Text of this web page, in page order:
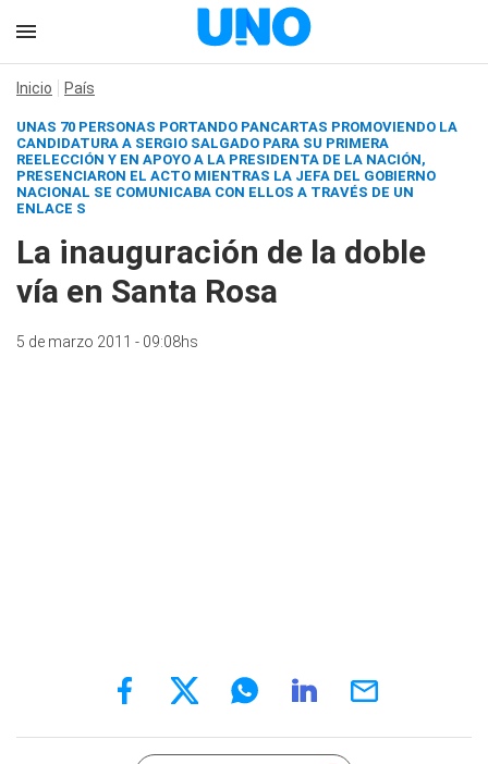
Inicio País
UNAS 70 PERSONAS PORTANDO PANCARTAS PROMOVIENDO LA
CANDIDATURA A SERGIO SALGADO PARA SU PRIMERA
REELECCIÓN Y EN APOYO A LA PRESIDENTA DE LA NACIÓN,
PRESENCIARON EL ACTO MIENTRAS LA JEFA DEL GOBIERNO
NACIONAL SE COMUNICABA CON ELLOS A TRAVÉS DE UN
ENLACE S
La inauguración de la doble
vía en Santa Rosa
5 de marzo 2011 - 09:08hs